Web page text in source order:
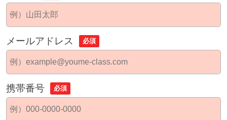
メールアドレス 必須
携帯番号 必須